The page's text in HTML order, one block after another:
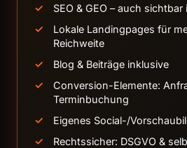
SEO & GEO – auch
Lokale Landingpages für
Reichweite
Blog & Beiträge inklusive
Conversion-Elemente:
Terminbuchung
Eigenes Social-/
Rechtssicher: DSGVO &